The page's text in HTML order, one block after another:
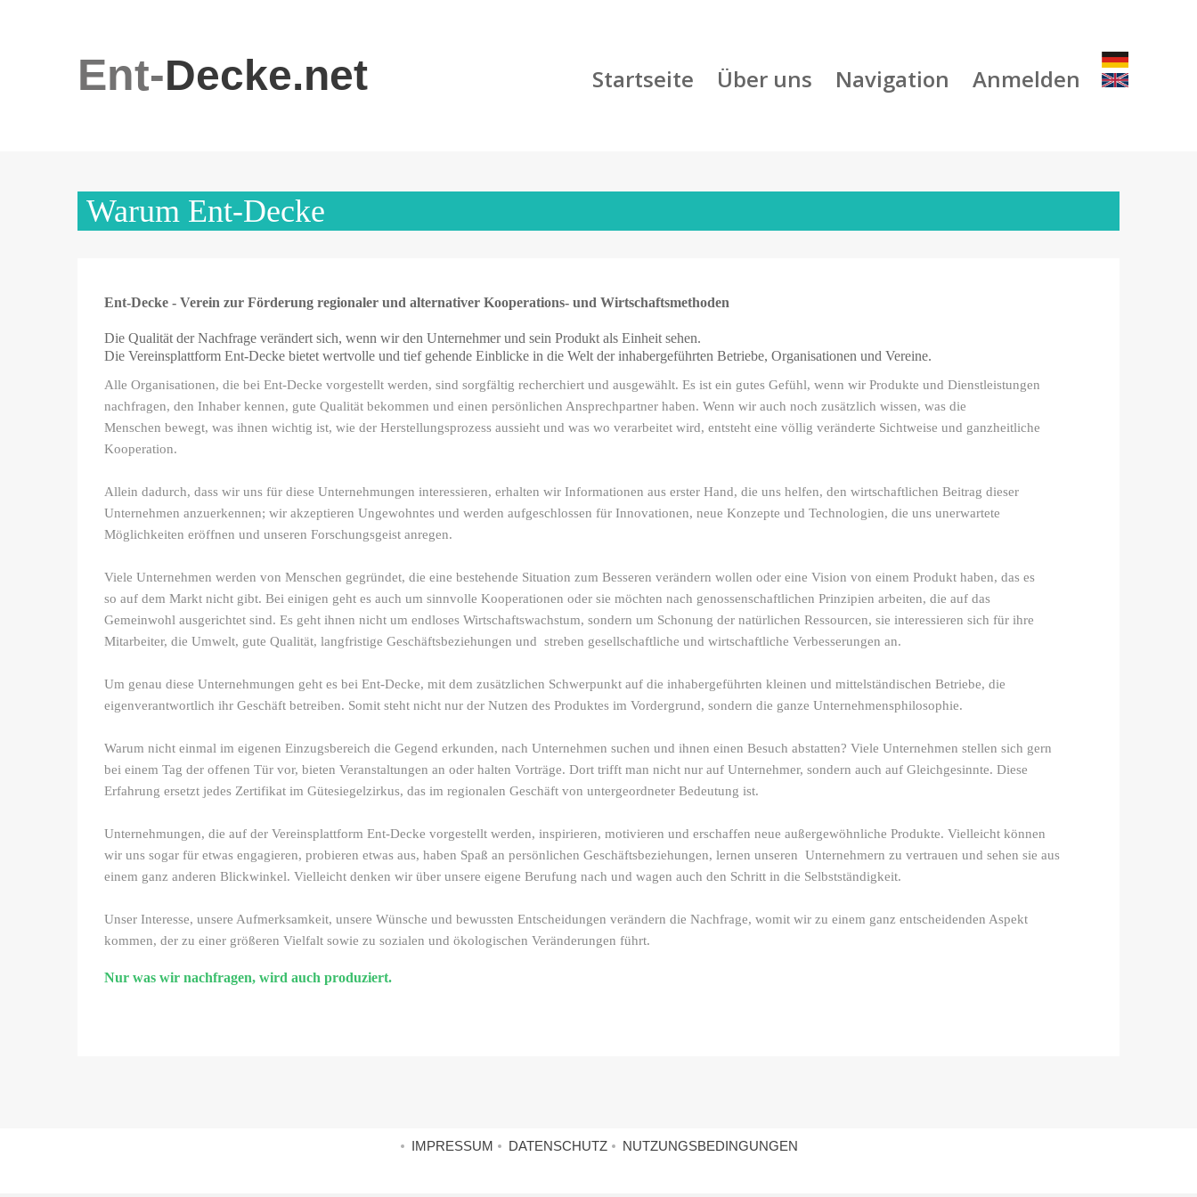
Ent-Decke.net Startseite Über uns Navigation Anmelden
Warum Ent-Decke
Ent-Decke - Verein zur Förderung regionaler und alternativer Kooperations- und Wirtschaftsmethoden
Die Qualität der Nachfrage verändert sich, wenn wir den Unternehmer und sein Produkt als Einheit sehen.
Die Vereinsplattform Ent-Decke bietet wertvolle und tief gehende Einblicke in die Welt der inhabergeführten Betriebe, Organisationen und Vereine.
Alle Organisationen, die bei Ent-Decke vorgestellt werden, sind sorgfältig recherchiert und ausgewählt. Es ist ein gutes Gefühl, wenn wir Produkte und Dienstleistungen
nachfragen, den Inhaber kennen, gute Qualität bekommen und einen persönlichen Ansprechpartner haben. Wenn wir auch noch zusätzlich wissen, was die
Menschen bewegt, was ihnen wichtig ist, wie der Herstellungsprozess aussieht und was wo verarbeitet wird, entsteht eine völlig veränderte Sichtweise und ganzheitliche
Kooperation.
Allein dadurch, dass wir uns für diese Unternehmungen interessieren, erhalten wir Informationen aus erster Hand, die uns helfen, den wirtschaftlichen Beitrag dieser
Unternehmen anzuerkennen; wir akzeptieren Ungewohntes und werden aufgeschlossen für Innovationen, neue Konzepte und Technologien, die uns unerwartete
Möglichkeiten eröffnen und unseren Forschungsgeist anregen.
Viele Unternehmen werden von Menschen gegründet, die eine bestehende Situation zum Besseren verändern wollen oder eine Vision von einem Produkt haben, das es
so auf dem Markt nicht gibt. Bei einigen geht es auch um sinnvolle Kooperationen oder sie möchten nach genossenschaftlichen Prinzipien arbeiten, die auf das
Gemeinwohl ausgerichtet sind. Es geht ihnen nicht um endloses Wirtschaftswachstum, sondern um Schonung der natürlichen Ressourcen, sie interessieren sich für ihre
Mitarbeiter, die Umwelt, gute Qualität, langfristige Geschäftsbeziehungen und streben gesellschaftliche und wirtschaftliche Verbesserungen an.
Um genau diese Unternehmungen geht es bei Ent-Decke, mit dem zusätzlichen Schwerpunkt auf die inhabergeführten kleinen und mittelständischen Betriebe, die
eigenverantwortlich ihr Geschäft betreiben. Somit steht nicht nur der Nutzen des Produktes im Vordergrund, sondern die ganze Unternehmensphilosophie.
Warum nicht einmal im eigenen Einzugsbereich die Gegend erkunden, nach Unternehmen suchen und ihnen einen Besuch abstatten? Viele Unternehmen stellen sich gern
bei einem Tag der offenen Tür vor, bieten Veranstaltungen an oder halten Vorträge. Dort trifft man nicht nur auf Unternehmer, sondern auch auf Gleichgesinnte. Diese
Erfahrung ersetzt jedes Zertifikat im Gütesiegelzirkus, das im regionalen Geschäft von untergeordneter Bedeutung ist.
Unternehmungen, die auf der Vereinsplattform Ent-Decke vorgestellt werden, inspirieren, motivieren und erschaffen neue außergewöhnliche Produkte. Vielleicht können
wir uns sogar für etwas engagieren, probieren etwas aus, haben Spaß an persönlichen Geschäftsbeziehungen, lernen unseren Unternehmern zu vertrauen und sehen sie aus
einem ganz anderen Blickwinkel. Vielleicht denken wir über unsere eigene Berufung nach und wagen auch den Schritt in die Selbstständigkeit.
Unser Interesse, unsere Aufmerksamkeit, unsere Wünsche und bewussten Entscheidungen verändern die Nachfrage, womit wir zu einem ganz entscheidenden Aspekt
kommen, der zu einer größeren Vielfalt sowie zu sozialen und ökologischen Veränderungen führt.
Nur was wir nachfragen, wird auch produziert.
IMPRESSUM DATENSCHUTZ NUTZUNGSBEDINGUNGEN